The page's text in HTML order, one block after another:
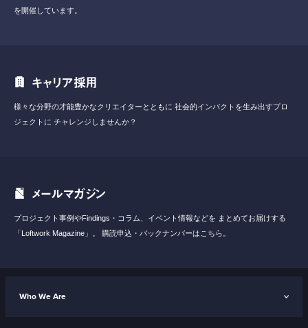
を開催しています。
キャリア採用
様々な分野の才能豊かなクリエイターとともに 社会的インパクトを生み出すプロ
ジェクトに チャレンジしませんか？
メールマガジン
プロジェクト事例やFindings・コラム、イベント情報などを まとめてお届けする
「Loftwork Magazine」。
購読申込・バックナンバーはこちら。
Who We Are